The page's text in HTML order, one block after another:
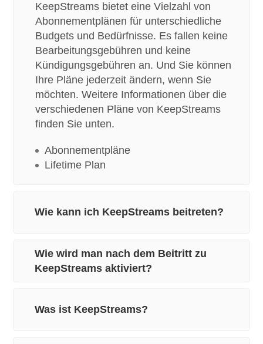
KeepStreams bietet eine Vielzahl von
Abonnementplänen für unterschiedliche
Budgets und Bedürfnisse. Es fallen keine
Bearbeitungsgebühren und keine
Kündigungsgebühren an. Und Sie können
Ihre Pläne jederzeit ändern, wenn Sie
möchten. Weitere Informationen über die
verschiedenen Pläne von KeepStreams
finden Sie unten.
Abonnementpläne
Lifetime Plan
Wie kann ich KeepStreams beitreten?
Wie wird man nach dem Beitritt zu
KeepStreams aktiviert?
Was ist KeepStreams?